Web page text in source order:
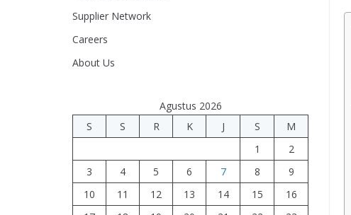
Supplier Network
Careers
About Us
Agustus 2026
S
S R K J S
M
1
2
3
4 5 6 7 8
9
10
11 12 13 14 15
16